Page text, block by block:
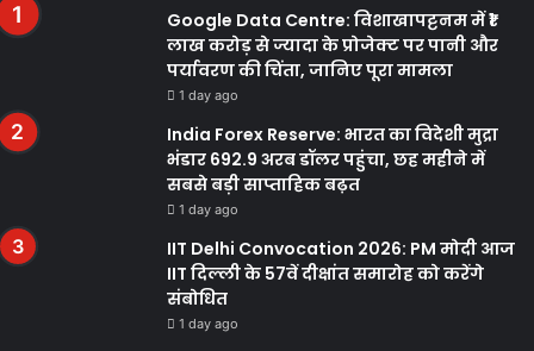
informed and engaged advocates for human rights.
What is Media and Human
Rights
Protection of journalists and freedom of the press: Media
freedom is closely linked to the protection of human
rights. Safeguarding the safety and independence of
journalists is crucial for them to carry out their work
effectively. Upholding freedom of the press helps ensure
that human rights violations are exposed, enables
Google Data Centre: विशाखापट्टनम में ₹1
लाख करोड़ से ज्यादा के प्रोजेक्ट पर पानी और
पर्यावरण की चिंता, जानिए पूरा मामला
1 day ago
India Forex Reserve: भारत का विदेशी मुद्रा
भंडार 692.9 अरब डॉलर पहुंचा, छह महीने में
सबसे बड़ी साप्ताहिक बढ़त
1 day ago
IIT Delhi Convocation 2026: PM मोदी आज
IIT दिल्ली के 57वें दीक्षांत समारोह को करेंगे
संबोधित
1 day ago